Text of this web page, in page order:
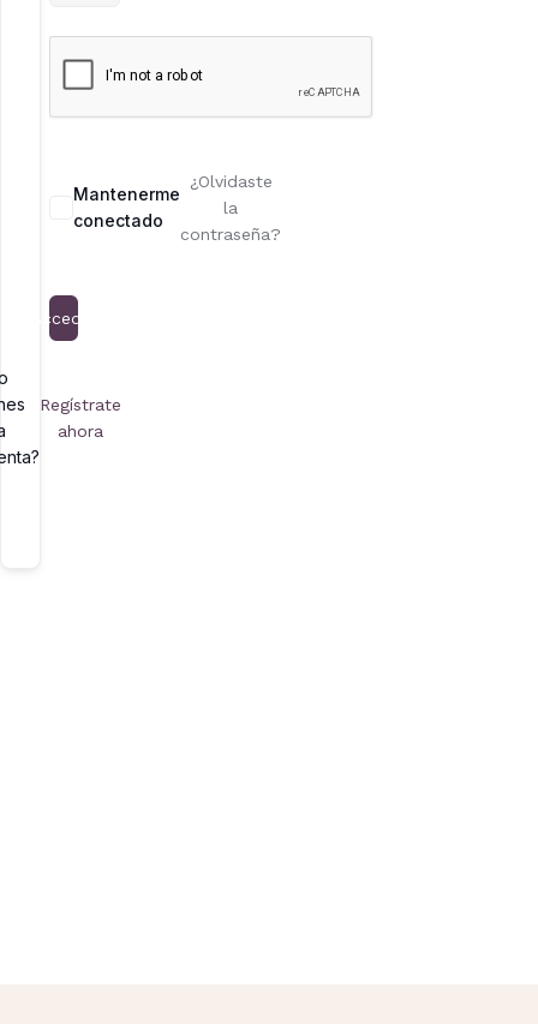
Mantenerme
conectado
¿Olvidaste
la
contraseña?
Acceder
Regístrate
ahora